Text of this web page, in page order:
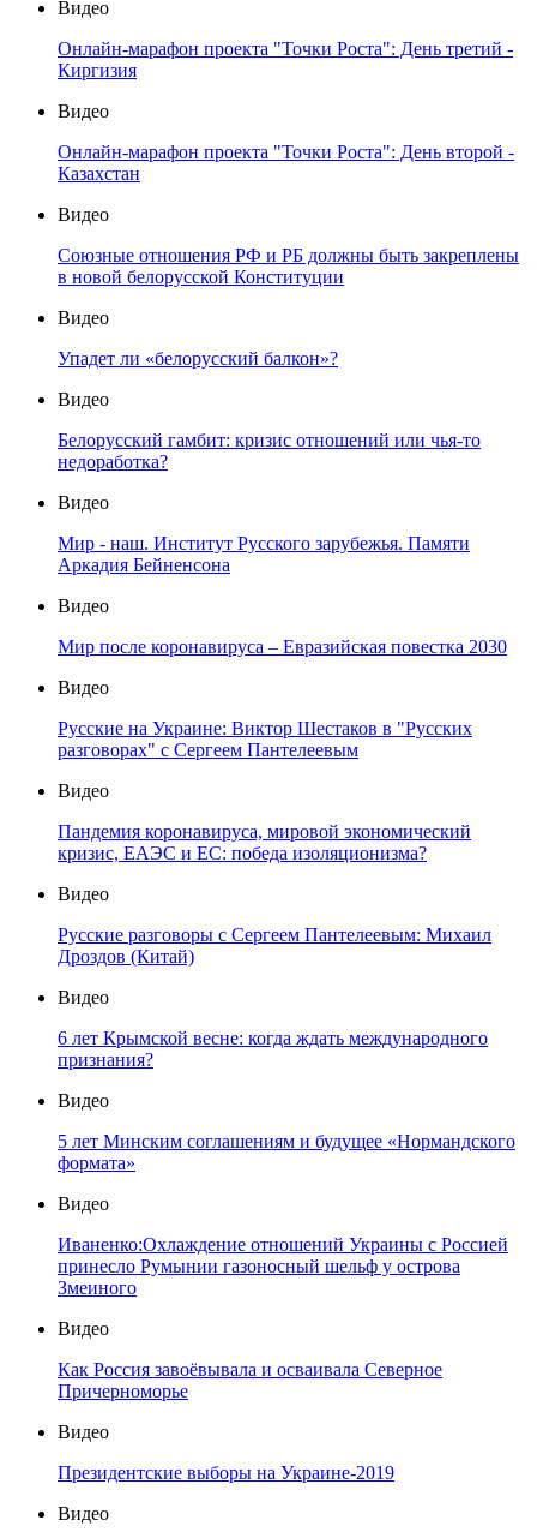
Видео
Онлайн-марафон проекта "Точки Роста": День третий -
Киргизия
Видео
Онлайн-марафон проекта "Точки Роста": День второй -
Казахстан
Видео
Союзные отношения РФ и РБ должны быть закреплены
в новой белорусской Конституции
Видео
Упадет ли «белорусский балкон»?
Видео
Белорусский гамбит: кризис отношений или чья-то
недоработка?
Видео
Мир - наш. Институт Русского зарубежья. Памяти
Аркадия Бейненсона
Видео
Мир после коронавируса – Евразийская повестка 2030
Видео
Русские на Украине: Виктор Шестаков в "Русских
разговорах" с Сергеем Пантелеевым
Видео
Пандемия коронавируса, мировой экономический
кризис, ЕАЭС и ЕС: победа изоляционизма?
Видео
Русские разговоры с Сергеем Пантелеевым: Михаил
Дроздов (Китай)
Видео
6 лет Крымской весне: когда ждать международного
признания?
Видео
5 лет Минским соглашениям и будущее «Нормандского
формата»
Видео
Иваненко:Охлаждение отношений Украины с Россией
принесло Румынии газоносный шельф у острова
Змеиного
Видео
Как Россия завоёвывала и осваивала Северное
Причерноморье
Видео
Президентские выборы на Украине-2019
Видео